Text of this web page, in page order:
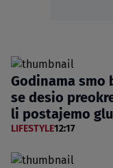
Godinama
se desio
li postajemo
LIFESTYLE12:17